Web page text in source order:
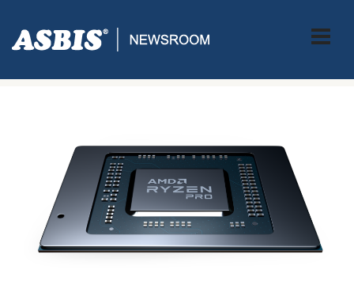
ASBIS CROATIA> SUPPLIERS> NOVI AMD RYZEN PRO 4000
SERIJE MOBILNI PROCESORI